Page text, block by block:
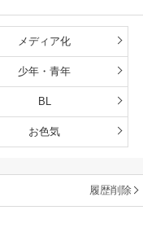
メディア化
少年・青年
BL
お色気
履歴削除